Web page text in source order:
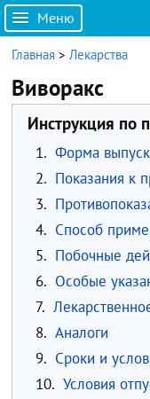
Меню
Главная >Лекарства
Виворакс
Инструкция по
1. Форма
2. Показания к
3.
4. Способ
5. Побочные
6. Особые
7.
8. Аналоги
9. Сроки и
10. Условия